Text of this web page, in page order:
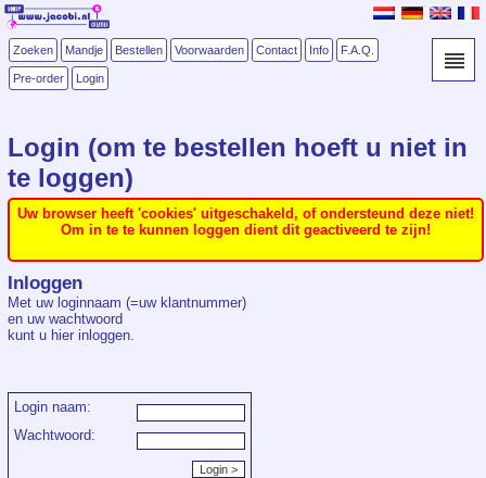
Zoeken Mandje Bestellen Voorwaarden Contact Info F.A.Q.
Pre-order Login
Login (om te bestellen hoeft u niet in
te loggen)
Uw browser heeft 'cookies' uitgeschakeld, of ondersteund deze niet!
Om in te te kunnen loggen dient dit geactiveerd te zijn!
Inloggen
Met uw loginnaam (=uw klantnummer)
en uw wachtwoord
kunt u hier inloggen.
Login naam:
Wachtwoord: